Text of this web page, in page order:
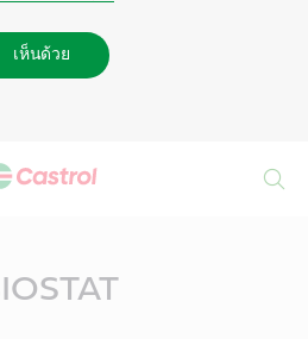
เห็นด้วย